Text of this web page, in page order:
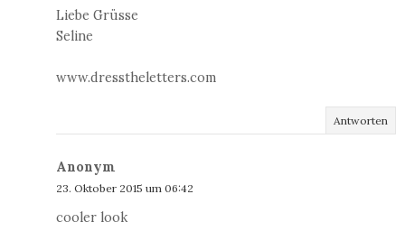
Liebe Grüsse
Seline
www.dresstheletters.com
Antworten
Anonym
23. Oktober 2015 um 06:42
cooler look